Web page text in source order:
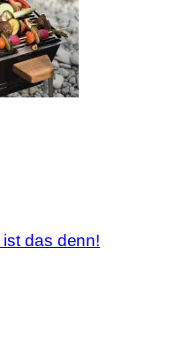
das denn!